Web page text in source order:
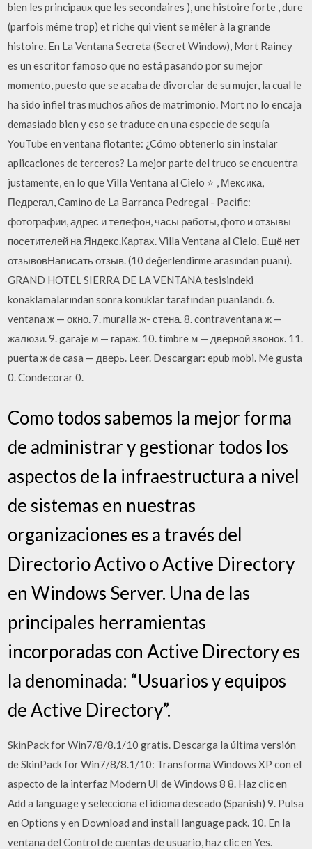
bien les principaux que les secondaires ), une histoire forte , dure
(parfois même trop) et riche qui vient se mêler à la grande
histoire. En La Ventana Secreta (Secret Window), Mort Rainey
es un escritor famoso que no está pasando por su mejor
momento, puesto que se acaba de divorciar de su mujer, la cual le
ha sido infiel tras muchos años de matrimonio. Mort no lo encaja
demasiado bien y eso se traduce en una especie de sequía
YouTube en ventana flotante: ¿Cómo obtenerlo sin instalar
aplicaciones de terceros? La mejor parte del truco se encuentra
justamente, en lo que Villa Ventana al Cielo ⭐ , Мексика,
Педрегал, Camino de La Barranca Pedregal - Pacific:
фотографии, адрес и телефон, часы работы, фото и отзывы
посетителей на Яндекс.Картах. Villa Ventana al Cielo. Ещё нет
отзывовНаписать отзыв. (10 değerlendirme arasından puanı).
GRAND HOTEL SIERRA DE LA VENTANA tesisindeki
konaklamalarından sonra konuklar tarafından puanlandı. 6.
ventana ж — окно. 7. muralla ж- стена. 8. contraventana ж —
жалюзи. 9. garaje м — гараж. 10. timbre м — дверной звонок. 11.
puerta ж de casa — дверь. Leer. Descargar: epub mobi. Me gusta
0. Condecorar 0.
Como todos sabemos la mejor forma
de administrar y gestionar todos los
aspectos de la infraestructura a nivel
de sistemas en nuestras
organizaciones es a través del
Directorio Activo o Active Directory
en Windows Server. Una de las
principales herramientas
incorporadas con Active Directory es
la denominada: “Usuarios y equipos
de Active Directory”.
SkinPack for Win7/8/8.1/10 gratis. Descarga la última versión
de SkinPack for Win7/8/8.1/10: Transforma Windows XP con el
aspecto de la interfaz Modern UI de Windows 8 8. Haz clic en
Add a language y selecciona el idioma deseado (Spanish) 9. Pulsa
en Options y en Download and install language pack. 10. En la
ventana del Control de cuentas de usuario, haz clic en Yes.